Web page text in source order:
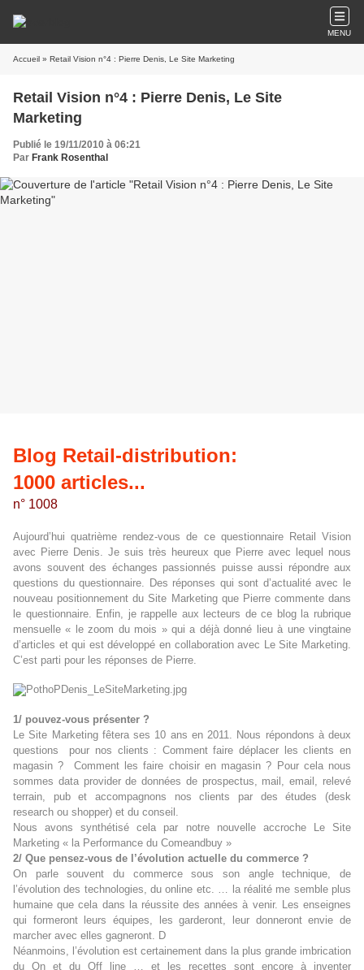
MENU
Accueil » Retail Vision n°4 : Pierre Denis, Le Site Marketing
Retail Vision n°4 : Pierre Denis, Le Site
Marketing
Publié le 19/11/2010 à 06:21
Par Frank Rosenthal
Blog Retail-distribution:
1000 articles...
n° 1008
Aujourd’hui quatrième rendez-vous de ce questionnaire Retail Vision
avec Pierre Denis. Je suis très heureux que Pierre avec lequel nous
avons souvent des échanges passionnés puisse aussi répondre aux
questions du questionnaire. Des réponses qui sont d’actualité avec le
nouveau positionnement du Site Marketing que Pierre commente dans
le questionnaire. Enfin, je rappelle aux lecteurs de ce blog la rubrique
mensuelle « le zoom du mois » qui a déjà donné lieu à une vingtaine
d’articles et qui est développé en collaboration avec Le Site Marketing.
C’est parti pour les réponses de Pierre.
1/ pouvez-vous présenter ?
Le Site Marketing fêtera ses 10 ans en 2011. Nous répondons à deux
questions pour nos clients : Comment faire déplacer les clients en
magasin ?
Comment les faire choisir en magasin ? Pour cela nous
sommes data provider de données de prospectus, mail, email, relevé
terrain, pub et accompagnons nos clients par des études (desk
research ou shopper) et du conseil.
Nous avons synthétisé cela par notre nouvelle accroche Le Site
Marketing « la Performance du Comeandbuy »
2/ Que pensez-vous de l’évolution actuelle du commerce ?
On parle souvent du commerce sous son angle technique, de
l’évolution des technologies, du online etc. … la réalité me semble plus
humaine que cela dans la réussite des années à venir. Les enseignes
qui formeront leurs équipes, les garderont, leur donneront envie de
marcher avec elles gagneront. D
Néanmoins, l’évolution est certainement dans la plus grande imbrication
du On et du Off line … et les recettes sont encore à inventer